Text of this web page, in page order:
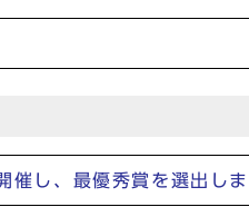
催し、最優秀賞を選出し